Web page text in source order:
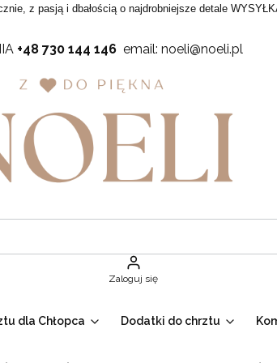
z pasją i dbałością o najdrobniejsze detale
+48 730 144 146 email: noeli@noeli.pl
Zaloguj się
dla Chłopca Dodatki do chrztu